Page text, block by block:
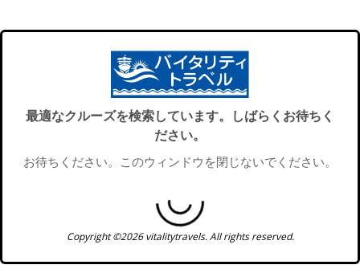
最適なクルーズを検索しています。しばらくお待ちく
ださい。
お待ちください。このウィンドウを閉じないでください。
Copyright ©2026 vitalitytravels. All rights reserved.